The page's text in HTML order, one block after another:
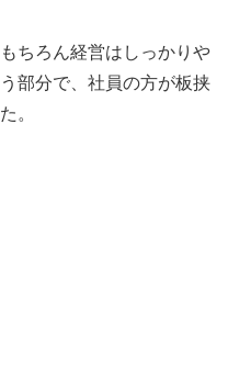
ちろん経営はしっかりや
部分で、社員の方が板挟
。